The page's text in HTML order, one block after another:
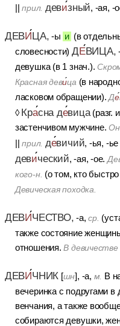
||прил. девизный, -ая, -
ДЕВИЦА, -ы и (в
словесности) ДЕВИЦА,
девушка (в 1 знач.).
Красная девица (в
ласковом обращении).Де
◊Красна девица(разг.
застенчивом мужчине. Он
||прил. девичий, -ья, -ье
девический, -ая, -ое.
кого-н. (о том, кто
Девическая походка.
ДЕВИЧЕСТВО, -а,ср.
также состояние
отношения.В девичестве
ДЕВИЧНИК [шн], -а, м. В
вечеринка с подругами
венчания, а также
собираются девушки,